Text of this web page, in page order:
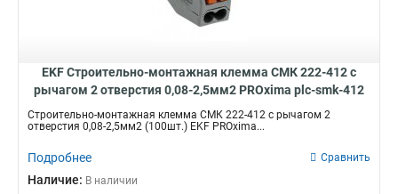
EKF Строительно-монтажная клемма СМК 222-412 с
рычагом 2 отверстия 0,08-2,5мм2 PROxima plc-smk-412
Строительно-монтажная клемма СМК 222-412 с рычагом 2
отверстия 0,08-2,5мм2 (100шт.) EKF PROxima...
Подробнее Сравнить
Наличие: В наличии